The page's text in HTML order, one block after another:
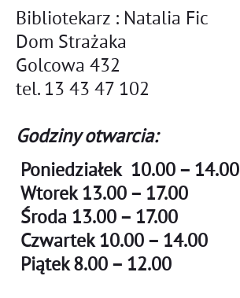
Bibliotekarz : Natalia Fic
Dom Strażaka
Golcowa 432
tel. 13 43 47 102
Godziny otwarcia:
Poniedziałek 10.00 – 14.00
Wtorek 13.00 – 17.00
Środa 13.00 – 17.00
Czwartek 10.00 – 14.00
Piątek 8.00 – 12.00